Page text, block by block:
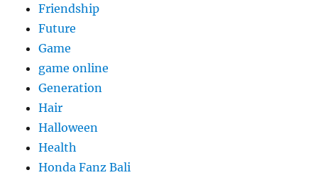
Friendship
Future
Game
game online
Generation
Hair
Halloween
Health
Honda Fanz Bali